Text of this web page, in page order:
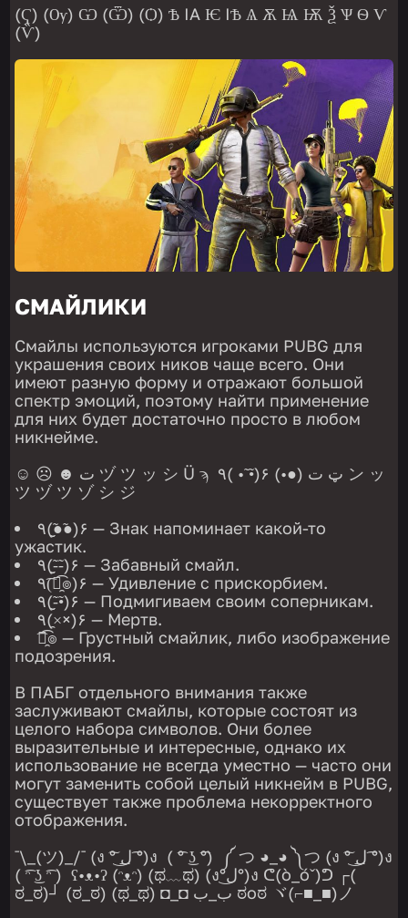
(Ҁ) (Ѹ) Ѡ (Ѿ) (Ѻ) Ѣ ІA Ѥ ІѢ Ѧ Ѫ Ѩ Ѭ Ѯ Ѱ Ѳ Ѵ
(Ѷ)
СМАЙЛИКИ
Смайлы используются игроками PUBG для
украшения своих ников чаще всего. Они
имеют разную форму и отражают большой
спектр эмоций, поэтому найти применение
для них будет достаточно просто в любом
никнейме.
☺ ☹ ☻ ت ヅ ツ ッ シ Ü ϡ ٩( • ̃•̃)۶ (•●) ټ ت ン ッ
ツ ヅ ツ ゾ シ ジ
٩(●̮̮̃●̃)۶ — Знак напоминает какой-то
ужастик.
٩(-̮̮̃-̃)۶ — Забавный смайл.
٩(͡๏̯͡๏)۶ — Удивление с прискорбием.
٩(-̮̮̃•̃)۶ — Подмигиваем своим соперникам.
٩(×̯×)۶ — Мертв.
͡๏̯͡๏ — Грустный смайлик, либо изображение
подозрения.
В ПАБГ отдельного внимания также
заслуживают смайлы, которые состоят из
целого набора символов. Они более
выразительные и интересные, однако их
использование не всегда уместно — часто они
могут заменить собой целый никнейм в PUBG,
существует также проблема некорректного
отображения.
¯\_(ツ)_/¯ (ง ͠° ͟ل͜ ͡°)ง ( ͡° ͜ʖ ͡°) ༼ つ ◕_◕ ༽つ (ง ͠° ͟ل͜ ͡°)ง
( ͡ᵔ ͜ʖ ͡ᵔ ) ʕ•ᴥ•ʔ (ᵔᴥᵔ) (ಥ﹏ಥ) (ง°ل͜°)ง ᕦ(ò_óˇ)ᕤ ┌(
ಠ_ಠ)┘ (ಠ_ಠ) (ಥ_ಥ) ◘_◘ ب_ب ಠoಠ ヾ(⌐■_■)ノ